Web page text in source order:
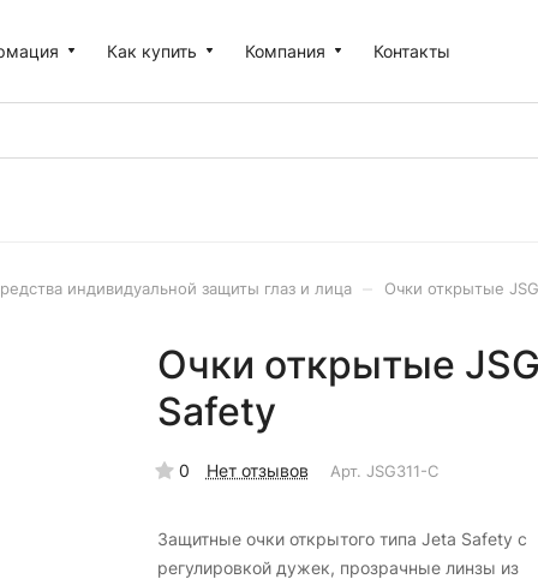
Как купить Компания Контакты
индивидуальной защиты глаз и лица Очки открытые
Очки открытые
Safety
0 Нет отзывов Арт. JSG311-C
Защитные очки открытого типа Jeta Safety с
регулировкой дужек, прозрачные линзы из